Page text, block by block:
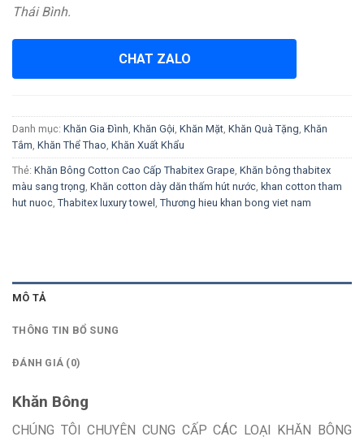
Thái Bình.
CHAT ZALO
Danh mục: Khăn Gia Đình Khăn Gội Khăn Mặt Khăn Quà Tặng Khăn
Tắm Khăn Thể Thao Khăn Xuất Khẩu
Thẻ: Khăn Bông Cotton Cao Cấp Thabitex Grape Khăn bông thabitex
màu sang trọng Khăn cotton dày dăn thấm hút nước khan cotton tham
hut nuoc Thabitex luxury towel Thương hieu khan bong viet nam
MÔ TẢ
THÔNG TIN BỔ SUNG
ĐÁNH GIÁ (0)
Khăn Bông
CHÚNG TÔI CHUYÊN CUNG CẤP CÁC LOẠI KHĂN BÔNG